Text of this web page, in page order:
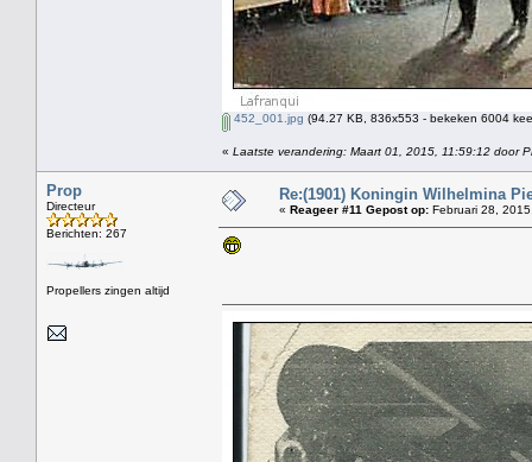
452_001.jpg (94.27 KB, 836x553 - bekeken 6004
« Laatste verandering: Maart 01, 2015, 11:59:12 door
Prop
Directeur
Berichten: 267
Propellers zingen altijd
Re:(1901) Koningin Wilhelmina
« Reageer #11 Gepost op: Februari 28,